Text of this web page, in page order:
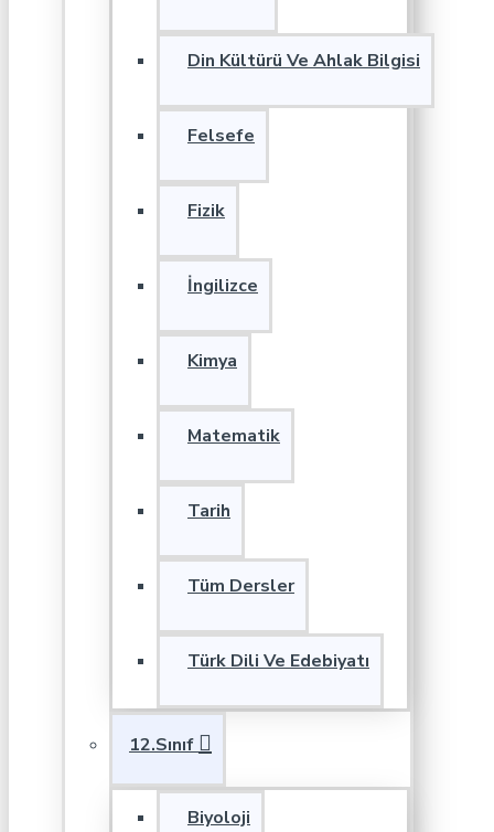
Din Kültürü Ve Ahlak Bilgisi
Felsefe
Fizik
İngilizce
Kimya
Matematik
Tarih
Tüm Dersler
Türk Dili Ve Edebiyatı
12.Sınıf
Biyoloji